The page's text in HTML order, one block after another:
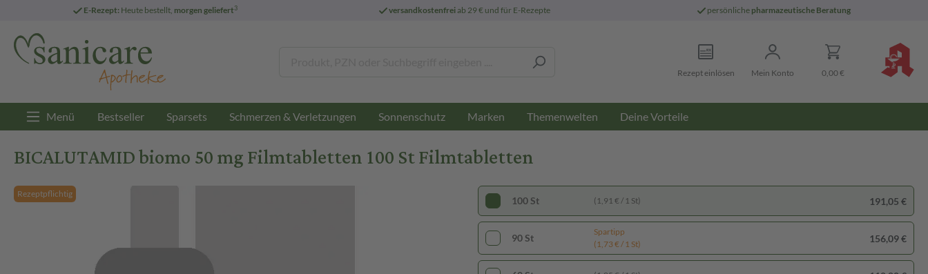
E-Rezept: Heute bestellt, morgen geliefert3 versandkostenfreiab 29 € und für E-Rezepte persönliche pharmazeutische Beratung
Rezept einlösen Mein Konto 0,00 €
Menü Bestseller Sparsets Schmerzen & Verletzungen Sonnenschutz Marken Themenwelten Deine Vorteile
BICALUTAMID biomo 50 mg Filmtabletten 100 St Filmtabletten
Rezeptpflichtig
100 St (1,91 € / 1 St) 191,05 €
90 St
Spartipp
(1,73 € / 1 St)
156,09 €